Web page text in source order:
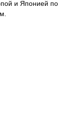
и Японией по